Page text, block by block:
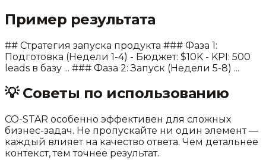
Пример результата
## Стратегия запуска продукта ### Фаза 1:
Подготовка (Недели 1-4) - Бюджет: $10K - KPI: 500
leads в базу ... ### Фаза 2: Запуск (Недели 5-8) ...
💡Советы по использованию
CO-STAR особенно эффективен для сложных
бизнес-задач. Не пропускайте ни один элемент —
каждый влияет на качество ответа. Чем детальнее
контекст, тем точнее результат.